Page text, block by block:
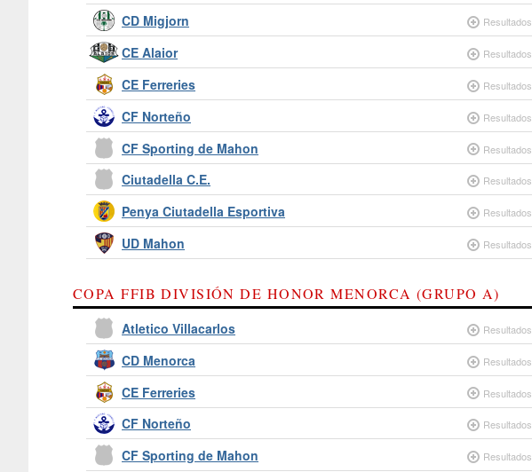
Resultados
CD Migjorn
Resultados
CE Alaior
Resultados
CE Ferreries
Resultados
CF Norteño
Resultados
CF Sporting de Mahon
Resultados
Ciutadella C.E.
Resultados
Penya Ciutadella Esportiva
Resultados
UD Mahon
COPA FFIB DIVISIÓN DE HONOR MENORCA (GRUPO A)
Resultados
Atletico Villacarlos
Resultados
CD Menorca
Resultados
CE Ferreries
Resultados
CF Norteño
Resultados
CF Sporting de Mahon